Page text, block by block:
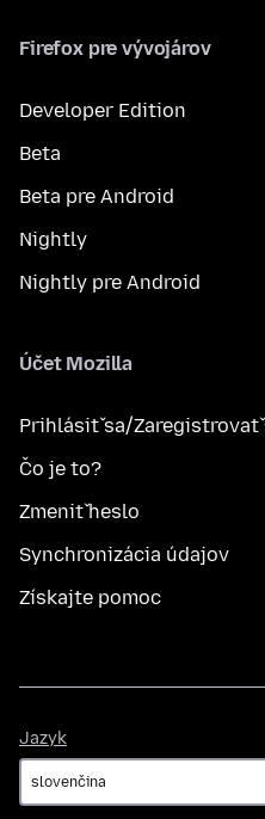
Firefox pre vývojárov
Developer Edition
Beta
Beta pre Android
Nightly
Nightly pre Android
Účet Mozilla
Prihlásiť sa/Zaregistrovať
Čo je to?
Zmeniť heslo
Synchronizácia údajov
Získajte pomoc
Jazyk